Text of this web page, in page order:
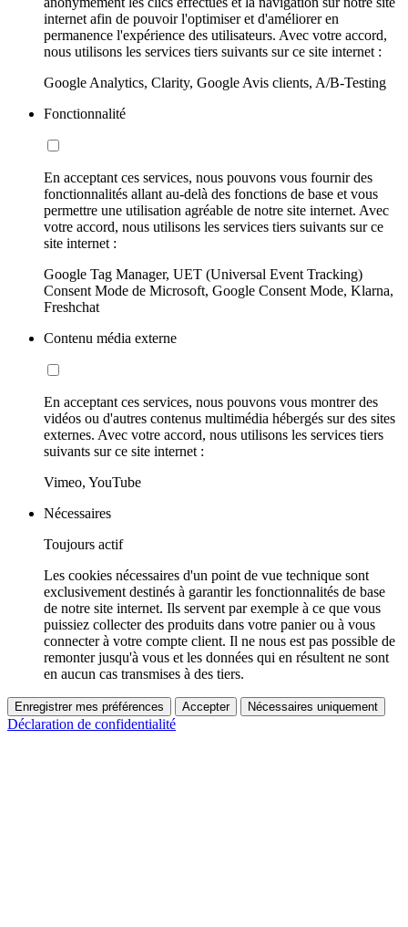
internet afin de pouvoir l'optimiser et d'améliorer en
permanence l'expérience des utilisateurs. Avec votre accord,
nous utilisons les services tiers suivants sur ce site internet :
Google Analytics, Clarity, Google Avis clients, A/B-Testing
Fonctionnalité
En acceptant ces services, nous pouvons vous fournir des
fonctionnalités allant au-delà des fonctions de base et vous
permettre une utilisation agréable de notre site internet. Avec
votre accord, nous utilisons les services tiers suivants sur ce
site internet :
Google Tag Manager, UET (Universal Event Tracking)
Consent Mode de Microsoft, Google Consent Mode, Klarna,
Freshchat
Contenu média externe
En acceptant ces services, nous pouvons vous montrer des
vidéos ou d'autres contenus multimédia hébergés sur des sites
externes. Avec votre accord, nous utilisons les services tiers
suivants sur ce site internet :
Vimeo, YouTube
Nécessaires
Toujours actif
Les cookies nécessaires d'un point de vue technique sont
exclusivement destinés à garantir les fonctionnalités de base
de notre site internet. Ils servent par exemple à ce que vous
puissiez collecter des produits dans votre panier ou à vous
connecter à votre compte client. Il ne nous est pas possible de
remonter jusqu'à vous et les données qui en résultent ne sont
en aucun cas transmises à des tiers.
Enregistrer mes préférences Accepter Nécessaires uniquement
Déclaration de confidentialité